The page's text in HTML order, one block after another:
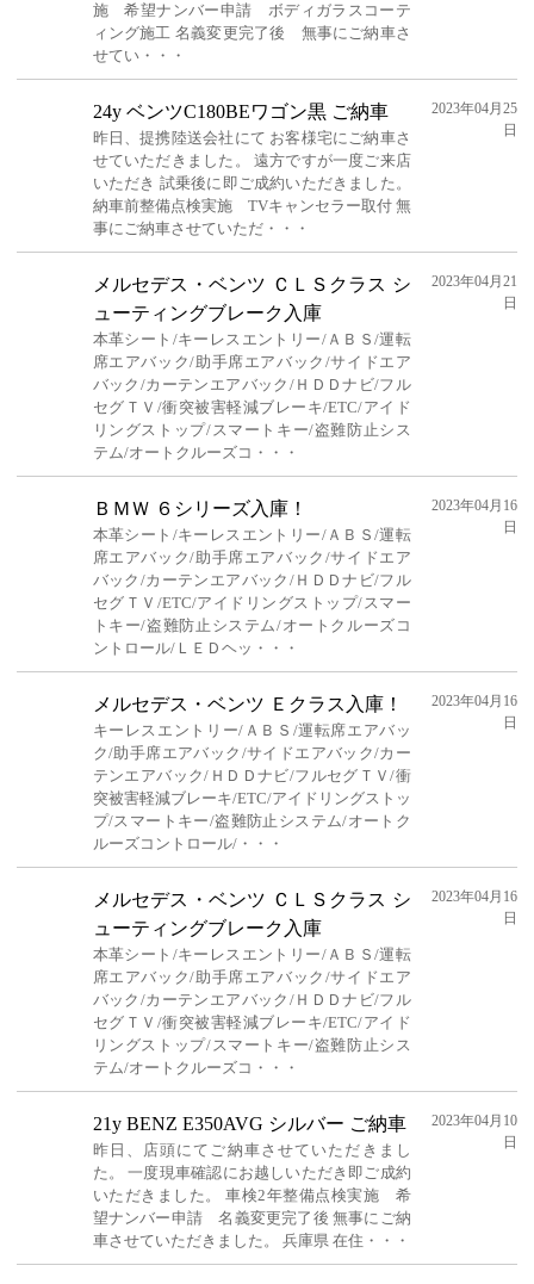
施 希望ナンバー申請 ボディガラスコーテ
ィング施工 名義変更完了後 無事にご納車さ
せてい・・・
24y ベンツC180BEワゴン黒 ご納車
昨日、提携陸送会社にて お客様宅にご納車さ
せていただきました。 遠方ですが一度ご来店
いただき 試乗後に即ご成約いただきました。
納車前整備点検実施 TVキャンセラー取付 無
事にご納車させていただ・・・
2023年04月25
日
メルセデス・ベンツ ＣＬＳクラス シ
ューティングブレーク入庫
本革シート/キーレスエントリー/ＡＢＳ/運転
席エアバック/助手席エアバック/サイドエア
バック/カーテンエアバック/ＨＤＤナビ/フル
セグＴＶ/衝突被害軽減ブレーキ/ETC/アイド
リングストップ/スマートキー/盗難防止シス
テム/オートクルーズコ・・・
2023年04月21
日
ＢＭＷ ６シリーズ入庫！
本革シート/キーレスエントリー/ＡＢＳ/運転
席エアバック/助手席エアバック/サイドエア
バック/カーテンエアバック/ＨＤＤナビ/フル
セグＴＶ/ETC/アイドリングストップ/スマー
トキー/盗難防止システム/オートクルーズコ
ントロール/ＬＥＤヘッ・・・
2023年04月16
日
メルセデス・ベンツ Ｅクラス入庫！
キーレスエントリー/ＡＢＳ/運転席エアバッ
ク/助手席エアバック/サイドエアバック/カー
テンエアバック/ＨＤＤナビ/フルセグＴＶ/衝
突被害軽減ブレーキ/ETC/アイドリングストッ
プ/スマートキー/盗難防止システム/オートク
ルーズコントロール/・・・
2023年04月16
日
メルセデス・ベンツ ＣＬＳクラス シ
ューティングブレーク入庫
本革シート/キーレスエントリー/ＡＢＳ/運転
席エアバック/助手席エアバック/サイドエア
バック/カーテンエアバック/ＨＤＤナビ/フル
セグＴＶ/衝突被害軽減ブレーキ/ETC/アイド
リングストップ/スマートキー/盗難防止シス
テム/オートクルーズコ・・・
2023年04月16
日
21y BENZ E350AVG シルバー ご納車
昨日、店頭にてご納車させていただきまし
た。 一度現車確認にお越しいただき即ご成約
いただきました。 車検2年整備点検実施 希
望ナンバー申請 名義変更完了後 無事にご納
車させていただきました。 兵庫県 在住・・・
2023年04月10
日